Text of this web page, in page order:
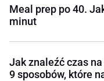
Meal prep po 40.
minut
Jak znaleźć czas
9 sposobów, które